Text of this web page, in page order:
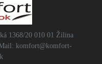
1368/20 010 01 Žilina
komfort@komfort-